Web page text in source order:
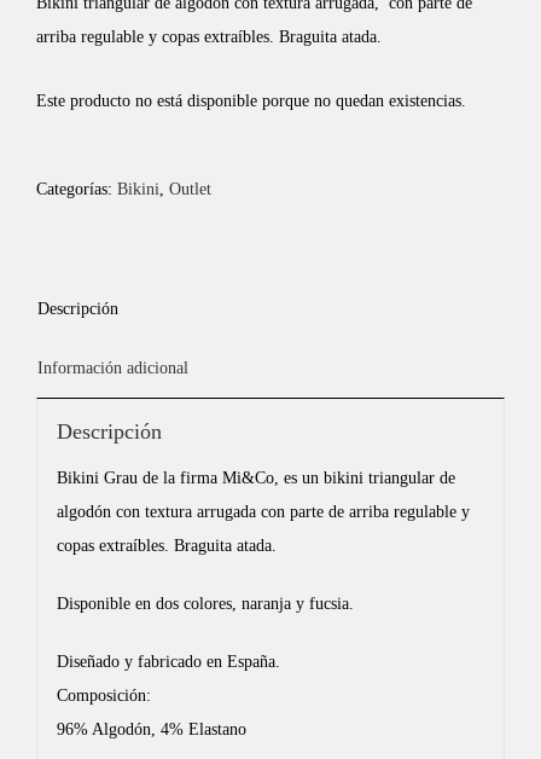
arriba regulable y copas extraíbles. Braguita atada.
Este producto no está disponible porque no quedan existencias.
Categorías: Bikini Outlet
Descripción
Información adicional
Descripción
Bikini Grau de la firma Mi&Co, es un bikini triangular de
algodón con textura arrugada con parte de arriba regulable y
copas extraíbles. Braguita atada.
Disponible en dos colores, naranja y fucsia.
Diseñado y fabricado en España.
Composición:
96% Algodón, 4% Elastano